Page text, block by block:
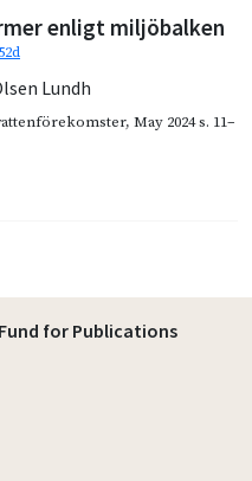
enligt miljöbalken
Lundh
, May 2024s. 11–
for Publications